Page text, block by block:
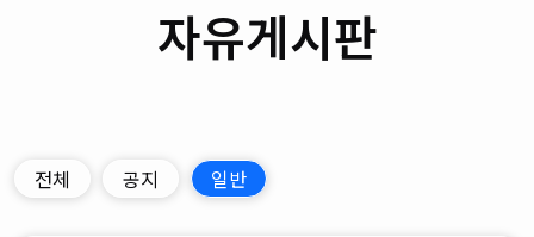
자유게시판
전체 공지 일반